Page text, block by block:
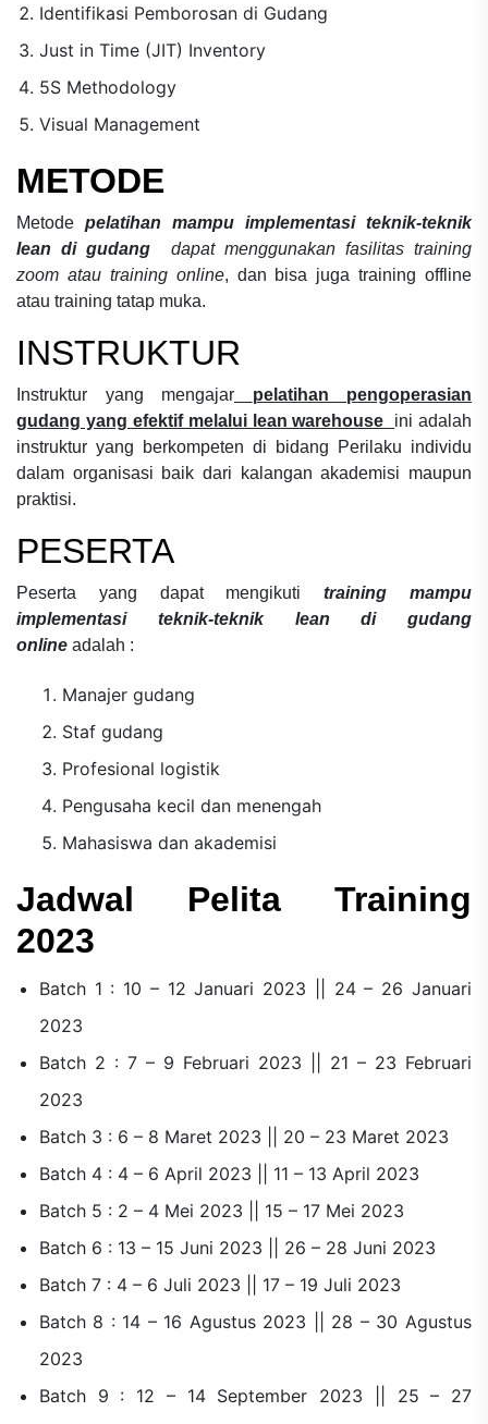
Identifikasi Pemborosan di Gudang
Just in Time (JIT) Inventory
5S Methodology
Visual Management
METODE
Metode pelatihan mampu implementasi teknik-teknik
lean di gudang
dapat menggunakan fasilitas training
zoom atau training online, dan bisa juga training offline
atau training tatap muka.
INSTRUKTUR
Instruktur yang mengajar
pelatihan pengoperasian
gudang yang efektif melalui lean warehouse
ini adalah
instruktur yang berkompeten di bidang
Perilaku individu
dalam organisasi baik dari kalangan akademisi maupun
praktisi.
PESERTA
Peserta yang dapat mengikuti
training mampu
implementasi teknik-teknik lean di gudang
online adalah :
Manajer gudang
Staf gudang
Profesional logistik
Pengusaha kecil dan menengah
Mahasiswa dan akademisi
Jadwal Pelita Training
2023
Batch 1 : 10 – 12 Januari 2023 || 24 – 26 Januari
2023
Batch 2 : 7 – 9 Februari 2023 || 21 – 23 Februari
2023
Batch 3 : 6 – 8 Maret 2023 || 20 – 23 Maret 2023
Batch 4 : 4 – 6 April 2023 || 11 – 13 April 2023
Batch 5 : 2 – 4 Mei 2023 || 15 – 17 Mei 2023
Batch 6 : 13 – 15 Juni 2023 || 26 – 28 Juni 2023
Batch 7 : 4 – 6 Juli 2023 || 17 – 19 Juli 2023
Batch 8 : 14 – 16 Agustus 2023 || 28 – 30 Agustus
2023
Batch 9 : 12 – 14 September 2023 || 25 – 27